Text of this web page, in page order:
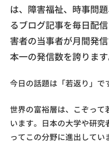
は、障害福祉、時事問
るブログ記事を毎日配
害者の当事者が月間発
本一の発信数を誇ります
今日の話題は「若返り」で
世界の富裕層は、こぞって
います。日本の大学や研
ってこの分野に進出して